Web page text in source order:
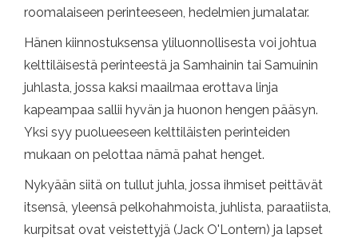
roomalaiseen perinteeseen, hedelmien jumalatar.
Hänen kiinnostuksensa yliluonnollisesta voi johtua
kelttiläisestä perinteestä ja Samhainin tai Samuinin
juhlasta, jossa kaksi maailmaa erottava linja
kapeampaa sallii hyvän ja huonon hengen pääsyn.
Yksi syy puolueeseen kelttiläisten perinteiden
mukaan on pelottaa nämä pahat henget.
Nykyään siitä on tullut juhla, jossa ihmiset peittävät
itsensä, yleensä pelkohahmoista, juhlista, paraatiista,
kurpitsat ovat veistettyjä (Jack O'Lontern) ja lapset